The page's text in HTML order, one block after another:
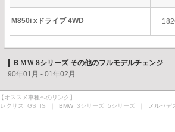
M850i xドライブ 4WD
ＢＭＷ 8シリーズ その他のフルモデルチェンジ
90年01月 - 01年02月
【オススメ車種へのリンク】
レクサス GS IS ｜ BMW 3シリーズ 5シリーズ ｜ メルセデ